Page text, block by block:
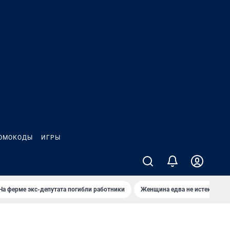
ИГРЫ
ферме экс-депутата погибли работники Женщина едва не истекла